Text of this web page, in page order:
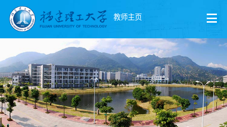
教师主页